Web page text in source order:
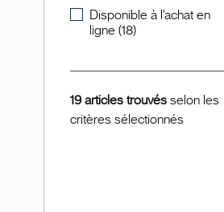
Disponible à l'achat en
ligne (18)
19 articles trouvés selon les
critères sélectionnés